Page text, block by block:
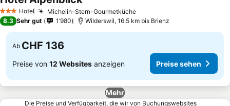
3 SterneHotel Michelin-Stern-Gourmetküche
8.3 Sehr gut 1’980 Wilderswil, 16.5 km bis Brienz
Ab CHF 136
Preise von 12 Websites anzeigen Preise sehen
Mehr
Die Preise und Verfügbarkeit, die wir von Buchungswebsites